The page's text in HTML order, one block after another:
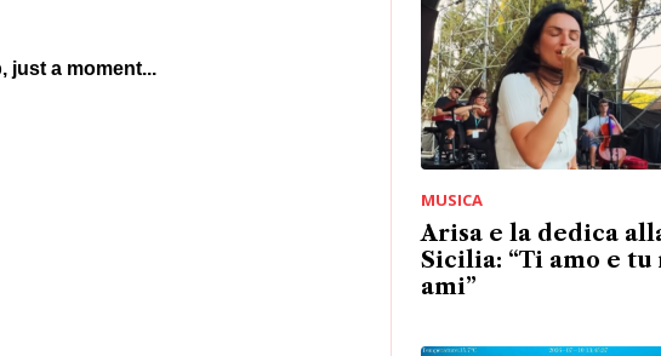
MUSICA
Arisa e la dedica
Sicilia: “Ti amo e tu
ami”